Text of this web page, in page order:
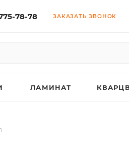
78-78 ЗАКАЗАТЬ ЗВОНОК
ЛАМИНАТ